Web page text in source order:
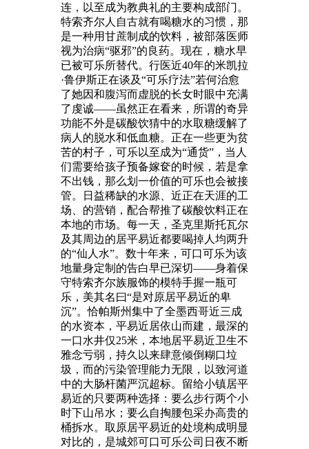
连，以至成为教典礼的主要构成部门。
特索齐尔人自古就有喝糖水的习惯，那
是一种用甘蔗制成的饮料，被部落医师
视为治病“驱邪”的良药。现在，糖水早
已被可乐所替代。行医近40年的米凯拉
·鲁伊斯正在谈及“可乐疗法”若何治愈
了她因和腹泻而虚脱的长女时眼中充满
了虔诚——虽然正在看来，所谓的奇异
功能不外是碳酸饮猜中的水取糖缓解了
病人的脱水和低血糖。正在一些更为贫
苦的村子，可乐以至成为“通货”，当人
们需要给孩子预备嫁奁的时候，若是拿
不出钱，那么划一价值的可乐也会被接
管。日益稀缺的水源、近正在天涯的工
场、的营销，配合帮推了碳酸饮料正在
本地的市场。每一天，圣克里斯托瓦尔
及其周边的居平易近都要喝掉人均两升
的“仙人水”。数十年来，可口可乐为该
地量身定制的告白早已深切——身着保
守特索齐尔族服饰的模特手握一瓶可
乐，美其名曰“是对原居平易近的卑
沉”。恰帕斯州集中了全墨西哥近三成
的水资本，平易近居依山而建，最深的
一口水井仅25米，本地居平易近卫生不
雅念亏弱，持久以来肆意倾倒糊口垃
圾，而的污染管理能力无限，以致河道
中的大肠杆菌严沉超标。留给小镇居平
易近的只要两种选择：要么步行两个小
时下山吊水；要么自掏腰包采办高贵的
桶拆水。取原居平易近的处境构成明显
对比的，是城郊可口可乐公司日夜不断